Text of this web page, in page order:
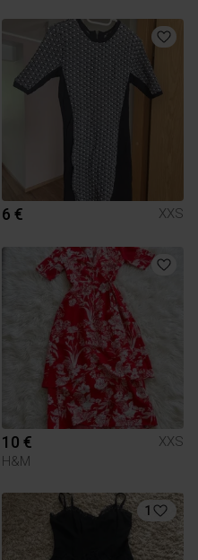
6 € XXS
10 €
XXS
H&M
1